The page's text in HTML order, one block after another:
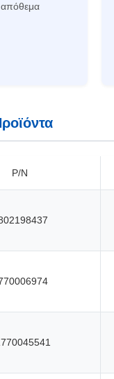
P/N